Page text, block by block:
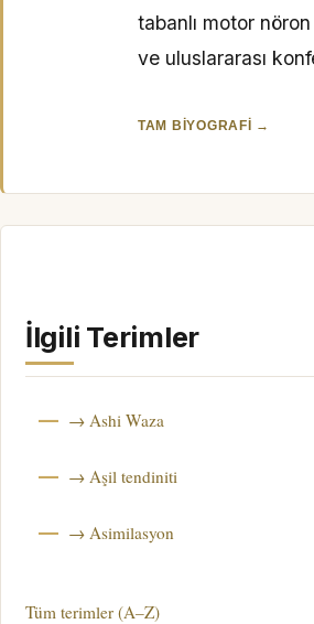
tabanlı motor
ve uluslararası
TAM BIYOGRAFI →
İlgili Terimler
→ Ashi Waza
→ Aşil tendiniti
→ Asimilasyon
Tüm terimler (A–Z)